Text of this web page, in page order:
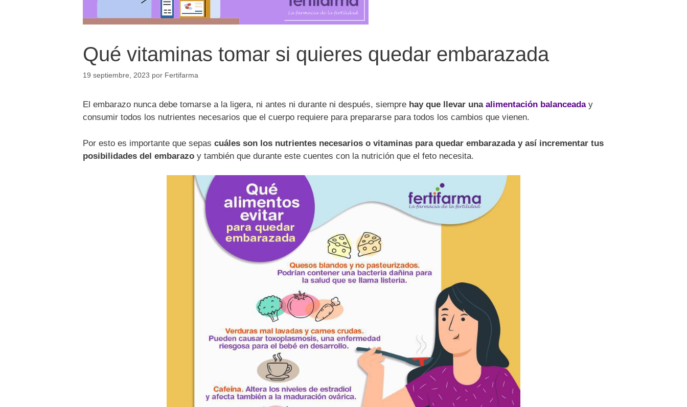
Qué vitaminas tomar si quieres quedar embarazada
19 septiembre, 2023 por Fertifarma
El embarazo nunca debe tomarse a la ligera, ni antes ni durante ni después, siempre hay que llevar una alimentación balanceaday
consumir todos los nutrientes necesarios que el cuerpo requiere para prepararse para todos los cambios que vienen.
Por esto es importante que sepas cuáles son los nutrientes necesarios o vitaminas para quedar embarazada y así incrementar tus
posibilidades del embarazo y también que durante este cuentes con la nutrición que el feto necesita.